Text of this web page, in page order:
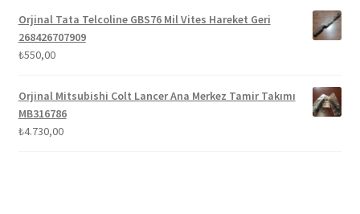
Orjinal Tata Telcoline GBS76 Mil Vites Hareket Geri
268426707909
₺550,00
Orjinal Mitsubishi Colt Lancer Ana Merkez Tamir Takımı
MB316786
₺4.730,00